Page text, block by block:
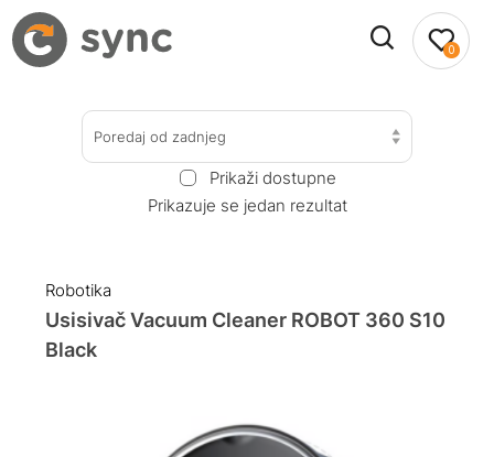
0
Poredaj od zadnjeg
Prikaži dostupne
Prikazuje se jedan rezultat
Robotika
Usisivač Vacuum Cleaner ROBOT 360 S10
Black